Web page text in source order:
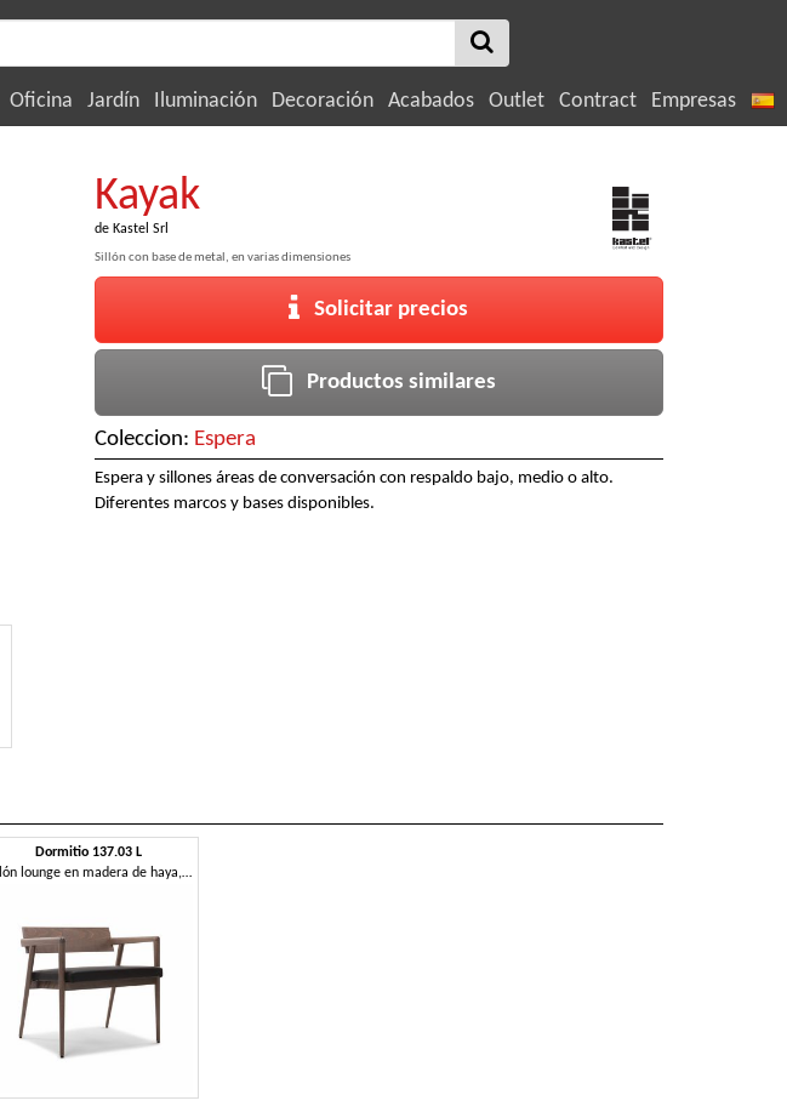
Oficina Jardín Iluminación Decoración Acabados Outlet Contract Empresas
Kayak
de Kastel Srl
Sillón con base de metal, en varias dimensiones
Solicitar precios
Productos similares
Coleccion: Espera
Espera y sillones áreas de conversación con respaldo bajo, medio o alto.
Diferentes marcos y bases disponibles.
Dormitio 137.03 L
Sillón lounge en madera de haya, con asiento acolchado